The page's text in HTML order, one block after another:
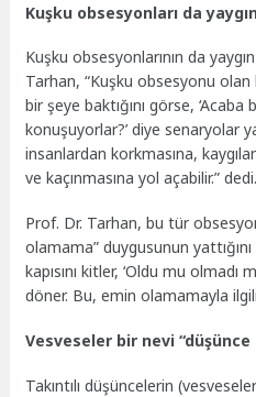
Kuşku obsesyonları da
Kuşku obsesyonlarının da
Tarhan, “Kuşku obsesyonu
bir şeye baktığını görse, ‘Acaba
konuşuyorlar?’ diye senaryolar
insanlardan korkmasına,
ve kaçınmasına yol açabilir.” dedi.
Prof. Dr. Tarhan, bu tür
olamama” duygusunun
kapısını kitler, ‘Oldu mu olmadı
döner. Bu, emin olamamayla
Vesveseler bir nevi
Takıntılı düşüncelerin